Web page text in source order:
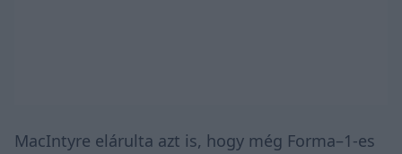
MacIntyre elárulta azt is, hogy még Forma–1-es